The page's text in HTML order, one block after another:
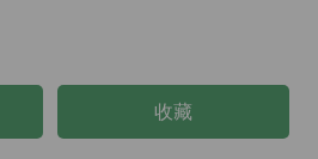
收藏